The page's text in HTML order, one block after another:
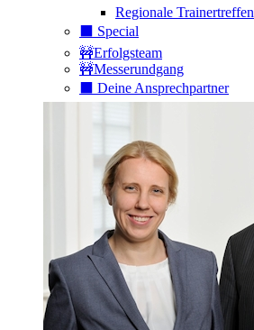
Regionale Trainertreffen
⬛️ Special
🚧Erfolgsteam
🚧Messerundgang
⬛️ Deine Ansprechpartner